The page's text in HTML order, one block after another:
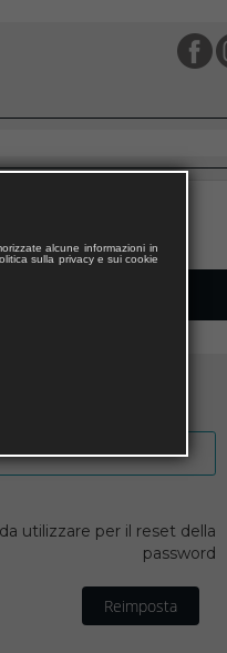
utilizzare per il reset della
password
Reimposta
alcune informazioni in
sulla privacy e sui cookie